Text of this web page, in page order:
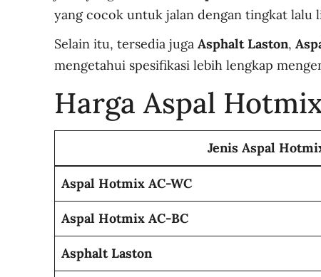
yang cocok untuk jalan dengan tingkat lalu
Selain itu, tersedia juga Asphalt Laston,
mengetahui spesifikasi lebih lengkap
Harga Aspal
Jenis Aspal
Aspal Hotmix AC-WC
Aspal Hotmix AC-BC
Asphalt Laston